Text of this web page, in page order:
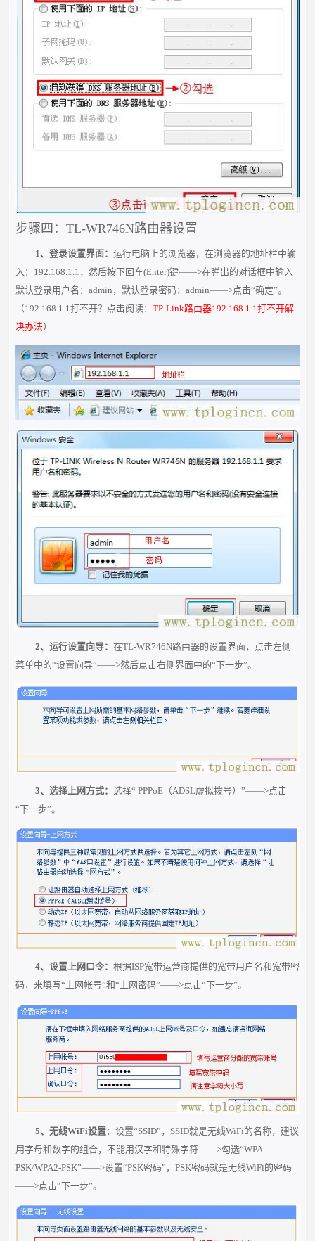
步骤四：TL-WR746N路由器设置
1、登录设置界面： 运行电脑上的浏览器，在浏览器的地址栏中输
入：192.168.1.1，然后按下回车(Enter)键——>在弹出的对话框中输入
默认登录用户名：admin，默认登录密码：admin——>点击“确定”。
（192.168.1.1打不开？点击阅读：TP-Link路由器192.168.1.1打不开解
决办法）
2、运行设置向导： 在TL-WR746N路由器的设置界面，点击左侧
菜单中的“设置向导”——>然后点击右侧界面中的“下一步”。
3、选择上网方式： 选择“ PPPoE（ADSL虚拟拨号）”——>点击
“下一步”。
4、设置上网口令： 根据ISP宽带运营商提供的宽带用户名和宽带密
码，来填写“上网帐号”和“上网密码”——>点击“下一步”。
5、无线WiFi设置：设置“SSID”，SSID就是无线WiFi的名称，建议
用字母和数字的组合，不能用汉字和特殊字符——>勾选“WPA-
PSK/WPA2-PSK”——>设置“PSK密码”，PSK密码就是无线WiFi的密码
——>点击“下一步”。